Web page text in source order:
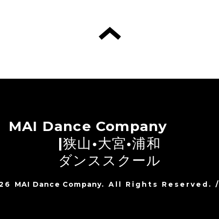
MAI Dance Company
|狭山•大宮•浦和
ダンススクール
MAI Dance Company. All Rights Reserved. /